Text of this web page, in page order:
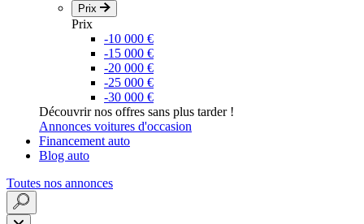
Prix
Prix
-10 000 €
-15 000 €
-20 000 €
-25 000 €
-30 000 €
Découvrir nos offres sans plus tarder !
Annonces voitures d'occasion
Financement auto
Blog auto
Toutes nos annonces